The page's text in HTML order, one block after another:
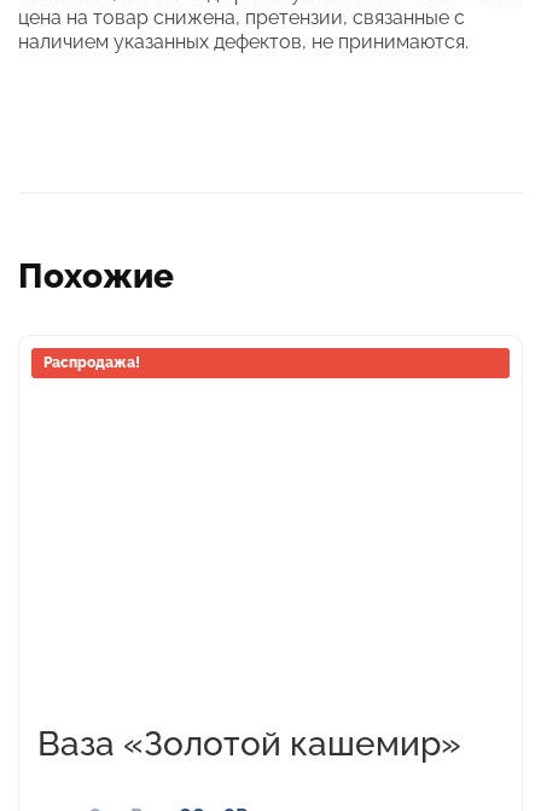
цена на товар снижена, претензии, связанные с
наличием указанных дефектов, не принимаются.
Похожие
Распродажа!
Ваза «Золотой кашемир»